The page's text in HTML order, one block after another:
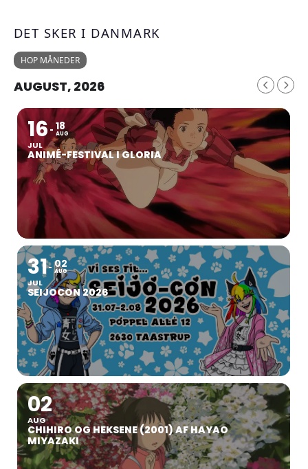
DET SKER I DANMARK
HOP MÅNEDER
AUGUST, 2026
16
JUL
18
AUG
ANIMÉ-FESTIVAL I GLORIA
31
JUL
02
AUG
SEIJOCON 2026
02
AUG
CHIHIRO OG HEKSENE (2001) AF HAYAO
MIYAZAKI